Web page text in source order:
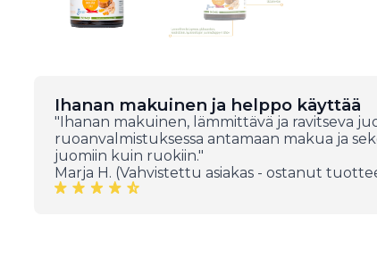
Ihanan makuinen ja helppo käyttää
"Ihanan makuinen, lämmittävä ja ravitseva
ruoanvalmistuksessa antamaan makua ja
juomiin kuin ruokiin."
Marja H. (Vahvistettu asiakas - ostanut